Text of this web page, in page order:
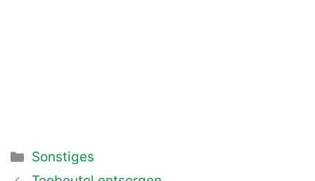
Kategorien
Sonstiges